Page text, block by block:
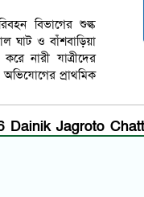
বিভাগের শুল্ক
ঘাট ও বাঁশবাড়িয়া
নারী যাত্রীদের
প্রাথমিক
Dainik Jagroto